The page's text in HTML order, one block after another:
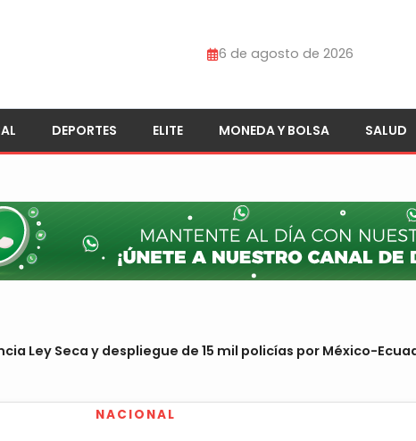
6 de agosto de 2026
DEPORTES ELITE MONEDA Y BOLSA SALUD
Ley Seca y despliegue de 15 mil policías por México-
NACIONAL